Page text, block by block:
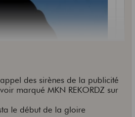
impérialiste.
des sirènes de la publicité
marqué MKN REKORDZ sur
le début de la gloire